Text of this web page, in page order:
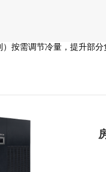
按需调节冷量，提升部